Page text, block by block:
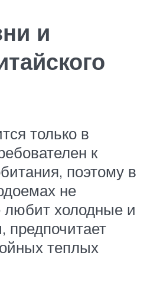
и
только в
к
поэтому в
не
любит холодные и
предпочитает
теплых